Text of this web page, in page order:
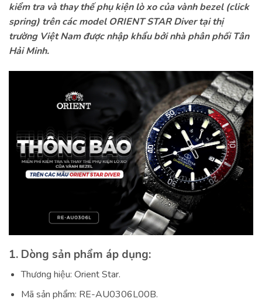
kiểm tra và thay thế phụ kiện lò xo của vành bezel (click
spring) trên các model ORIENT STAR Diver tại thị
trường Việt Nam được nhập khẩu bởi nhà phân phối Tân
Hải Minh.
1. Dòng sản phẩm áp dụng:
Thương hiệu: Orient Star.
Mã sản phẩm: RE-AU0306L00B.